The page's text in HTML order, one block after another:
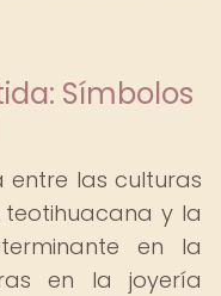
Símbolos
las culturas
y la
en la
en la joyería